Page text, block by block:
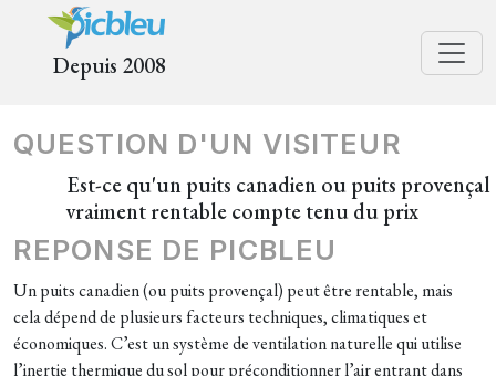
Depuis 2008
QUESTION D'UN VISITEUR
Est-ce qu'un puits canadien ou puits provençal
vraiment rentable compte tenu du prix
REPONSE DE PICBLEU
Un puits canadien (ou puits provençal) peut être rentable, mais
cela dépend de plusieurs facteurs techniques, climatiques et
économiques. C’est un système de ventilation naturelle qui utilise
l’inertie thermique du sol pour préconditionner l’air entrant dans